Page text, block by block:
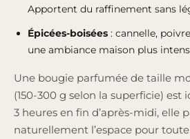
Apportent du raffinement sans
Épicées-boisées : cannelle,
une ambiance maison plus
Une bougie parfumée de taille
(150-300 g selon la superficie) est
3 heures en fin d’après-midi, elle
naturellement l’espace pour toute